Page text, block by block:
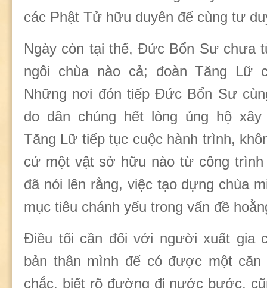
các Phật Tử hữu duyên để cùng tư
Ngày còn tại thế, Đức Bổn Sư chưa
ngôi chùa nào cả; đoàn Tăng Lữ
Những nơi đón tiếp Đức Bổn Sư
do dân chúng hết lòng ủng hộ
Tăng Lữ tiếp tục cuộc hành trình,
cứ một vật sở hữu nào từ công
đã nói lên rằng, việc tạo dựng chùa
mục tiêu chánh yếu trong vấn đề
Điều tối cần đối với người xuất gia
bản thân mình để có được một
chắc, biết rõ đường đi nước bước,